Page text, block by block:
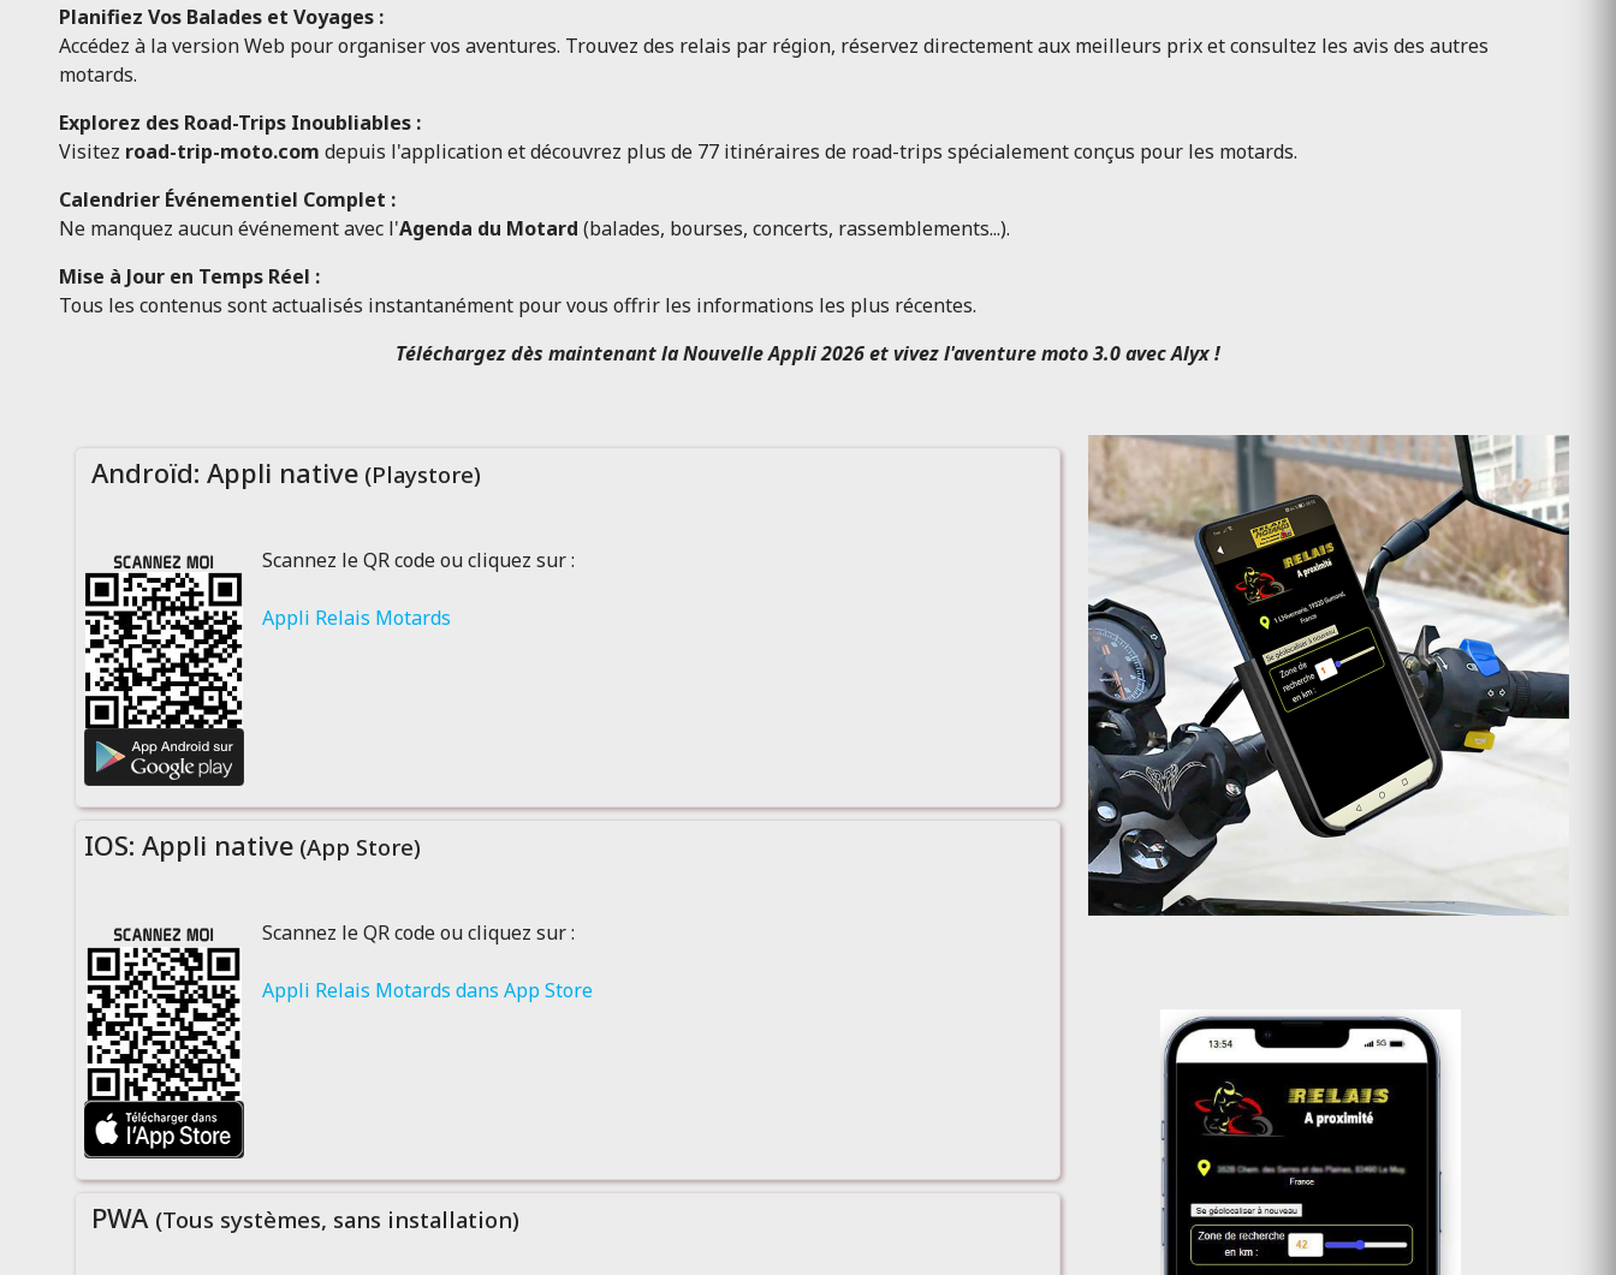
Planifiez Vos Balades et Voyages :
Accédez à la version Web pour organiser vos aventures. Trouvez des relais par région, réservez directement aux meilleurs prix et consultez les avis des autres
motards.
Explorez des Road-Trips Inoubliables :
Visitez road-trip-moto.com depuis l'application et découvrez plus de 77 itinéraires de road-trips spécialement conçus pour les motards.
Calendrier Événementiel Complet :
Ne manquez aucun événement avec l'Agenda du Motard (balades, bourses, concerts, rassemblements...).
Mise à Jour en Temps Réel :
Tous les contenus sont actualisés instantanément pour vous offrir les informations les plus récentes.
Téléchargez dès maintenant la Nouvelle Appli 2026 et vivez l'aventure moto 3.0 avec Alyx !
Androïd: Appli native(Playstore)
Scannez le QR code ou cliquez sur :
Appli Relais Motards
IOS: Appli native(App Store)
Scannez le QR code ou cliquez sur :
Appli Relais Motards dans App Store
PWA (Tous systèmes, sans installation)